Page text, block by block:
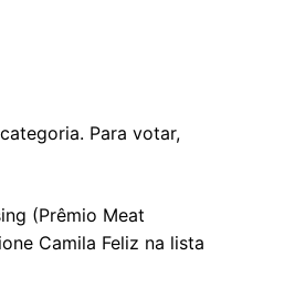
Para votar,
(Prêmio Meat
Camila Feliz na lista